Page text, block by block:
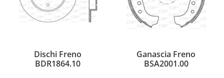
Dischi Freno
BDR1864.10
Ganascia Freno
BSA2001.00